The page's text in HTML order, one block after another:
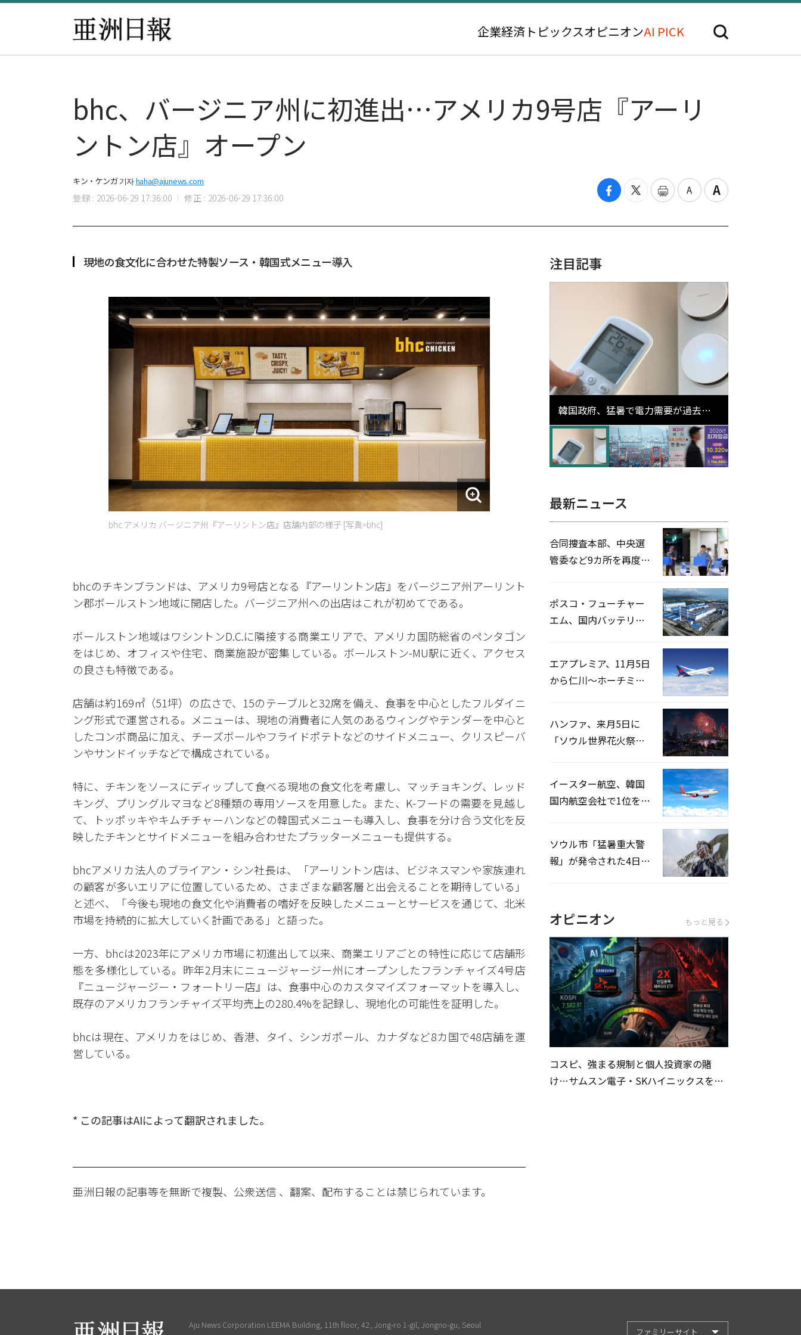
企業経済 トピックスオピニオンAI PICK
bhc、バージニア州に初進出…アメリカ9号店『アーリ
ントン店』オープン
キン・ケンガ 기자haha@ajunews.com
登録 : 2026-06-29 17:36:00 修正 : 2026-06-29 17:36:00
現地の食文化に合わせた特製ソース・韓国式メニュー導入
bhc アメリカ バージニア州『アーリントン店』店舗内部の様子 [写真=bhc]
bhcのチキンブランドは、アメリカ9号店となる『アーリントン店』をバージニア州アーリント
ン郡ボールストン地域に開店した。バージニア州への出店はこれが初めてである。
ボールストン地域はワシントンD.C.に隣接する商業エリアで、アメリカ国防総省のペンタゴン
をはじめ、オフィスや住宅、商業施設が密集している。ボールストン-MU駅に近く、アクセス
の良さも特徴である。
店舗は約169㎡（51坪）の広さで、15のテーブルと32席を備え、食事を中心としたフルダイニ
ング形式で運営される。メニューは、現地の消費者に人気のあるウィングやテンダーを中心と
したコンボ商品に加え、チーズボールやフライドポテトなどのサイドメニュー、クリスピーバ
ンやサンドイッチなどで構成されている。
特に、チキンをソースにディップして食べる現地の食文化を考慮し、マッチョキング、レッド
キング、プリングルマヨなど8種類の専用ソースを用意した。また、K-フードの需要を見越し
て、トッポッキやキムチチャーハンなどの韓国式メニューも導入し、食事を分け合う文化を反
映したチキンとサイドメニューを組み合わせたプラッターメニューも提供する。
bhcアメリカ法人のブライアン・シン社長は、「アーリントン店は、ビジネスマンや家族連れ
の顧客が多いエリアに位置しているため、さまざまな顧客層と出会えることを期待している」
と述べ、「今後も現地の食文化や消費者の嗜好を反映したメニューとサービスを通じて、北米
市場を持続的に拡大していく計画である」と語った。
一方、bhcは2023年にアメリカ市場に初進出して以来、商業エリアごとの特性に応じて店舗形
態を多様化している。昨年2月末にニュージャージー州にオープンしたフランチャイズ4号店
『ニュージャージー・フォートリー店』は、食事中心のカスタマイズフォーマットを導入し、
既存のアメリカフランチャイズ平均売上の280.4%を記録し、現地化の可能性を証明した。
bhcは現在、アメリカをはじめ、香港、タイ、シンガポール、カナダなど8カ国で48店舗を運
営している。
* この記事はAIによって翻訳されました。
亜洲日報の記事等を無断で複製、公衆送信 、翻案、配布することは禁じられています。
注目記事
韓国政府、猛暑で電力需要が過去最
高更新の可能性に需給対応体制を点
検
最新ニュース
合同捜査本部、中央選
管委など9カ所を再度家
ポスコ・フューチャー
エム、国内バッテリー
エアプレミア、11月5日
から仁川〜ホーチミン
ハンファ、来月5日に
「ソウル世界花火祭り
イースター航空、韓国
国内航空会社で1位を記
ソウル市「猛暑重大警
報」が発令された4日、
オピニオン もっと見る
コスピ、強まる規制と個人投資家の賭
け…サムスン電子・SKハイニックスを巡
ファミリーサイト
Aju News Corporation LEEMA Building, 11th floor, 42, Jong-ro 1-gil, Jongno-gu, Seoul